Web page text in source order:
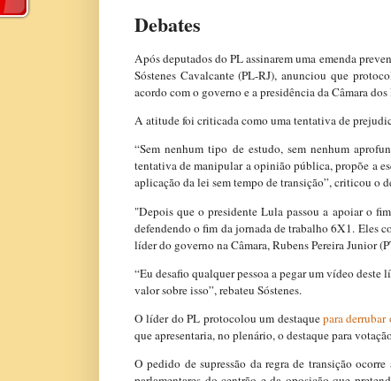
Debates
Após deputados do PL assinarem uma emenda
Sóstenes Cavalcante (PL-RJ), anunciou que
acordo com o governo e a presidência da Câmara
A atitude foi criticada como uma tentativa de
“Sem nenhum tipo de estudo, sem nenhum
tentativa de manipular a opinião pública, propõe a
aplicação da lei sem tempo de transição”, criticou o
"Depois que o presidente Lula passou a apoiar o
defendendo o fim da jornada de trabalho 6X1. Eles
líder do governo na Câmara, Rubens Pereira Junior
“Eu desafio qualquer pessoa a pegar um vídeo
valor sobre isso”, rebateu Sóstenes.
O líder do PL protocolou um destaquepara
que apresentaria, no plenário, o destaque para
O pedido de supressão da regra de transição